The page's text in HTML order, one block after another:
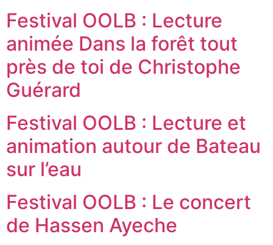
Festival OOLB : Lecture
animée Dans la forêt tout
près de toi de Christophe
Guérard
Festival OOLB : Lecture et
animation autour de Bateau
sur l’eau
Festival OOLB : Le concert
de Hassen Ayeche